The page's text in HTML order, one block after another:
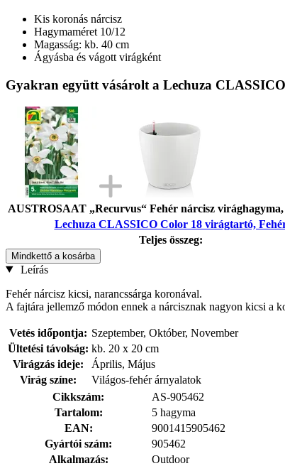
Kis koronás nárcisz
Hagymaméret 10/12
Magasság: kb. 40 cm
Ágyásba és vágott virágként
Gyakran együtt vásárolt a Lechuza
AUSTROSAAT „Recurvus“ Fehér nárcisz virághagyma,
Lechuza CLASSICO Color 18 virágtartó,
Teljes összeg:
Mindkettő a kosárba
Leírás
Fehér nárcisz kicsi, narancssárga koronával.
A fajtára jellemző módon ennek a nárcisznak nagyon kicsi a
Vetés időpontja: Szeptember, Október, November
Ültetési távolság: kb. 20 x 20 cm
Virágzás ideje:
Április, Május
Virág színe:
Világos-fehér árnyalatok
Cikkszám:
AS-905462
Tartalom:
5 hagyma
EAN:
9001415905462
Gyártói szám:
905462
Alkalmazás:
Outdoor